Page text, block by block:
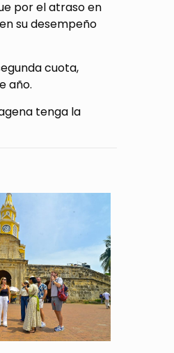
por el atraso en
su desempeño
cuota,
año.
tenga la